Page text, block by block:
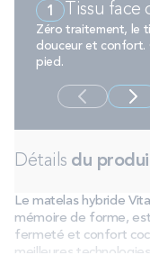
1 Tissu face
Zéro traitement, le
douceur et confort.
pied.
Détails du
Le matelas hybride
mémoire de forme,
fermeté et confort
meilleures